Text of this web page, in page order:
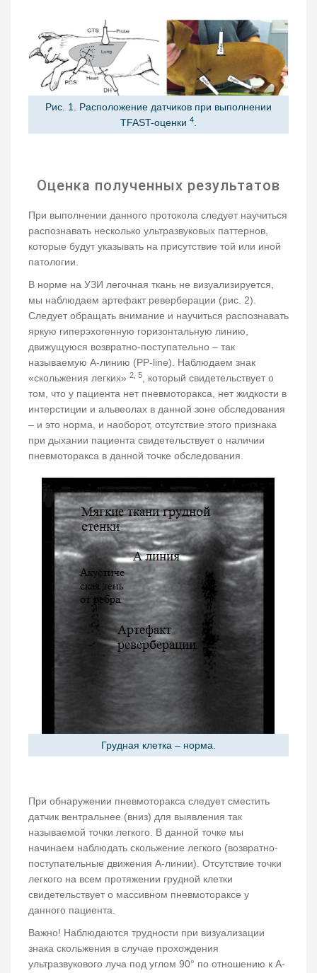
Рис. 1. Расположение датчиков при выполнении
ТFAST-оценки 4.
Оценка полученных результатов
При выполнении данного протокола следует научиться
распознавать несколько ультразвуковых паттернов,
которые будут указывать на присутствие той или иной
патологии.
В норме на УЗИ легочная ткань не визуализируется,
мы наблюдаем артефакт реверберации (рис. 2).
Следует обращать внимание и научиться распознавать
яркую гиперэхогенную горизонтальную линию,
движущуюся возвратно-поступательно – так
называемую А-линию (PP-line). Наблюдаем знак
«скольжения легких» 2, 5, который свидетельствует о
том, что у пациента нет пневмоторакса, нет жидкости в
интерстиции и альвеолах в данной зоне обследования
– и это норма, и наоборот, отсутствие этого признака
при дыхании пациента свидетельствует о наличии
пневмоторакса в данной точке обследования.
Грудная клетка – норма.
При обнаружении пневмоторакса следует сместить
датчик вентральнее (вниз) для выявления так
называемой точки легкого. В данной точке мы
начинаем наблюдать скольжение легкого (возвратно-
поступательные движения А-линии). Отсутствие точки
легкого на всем протяжении грудной клетки
свидетельствует о массивном пневмотораксе у
данного пациента.
Важно! Наблюдаются трудности при визуализации
знака скольжения в случае прохождения
ультразвукового луча под углом 90° по отношению к А-